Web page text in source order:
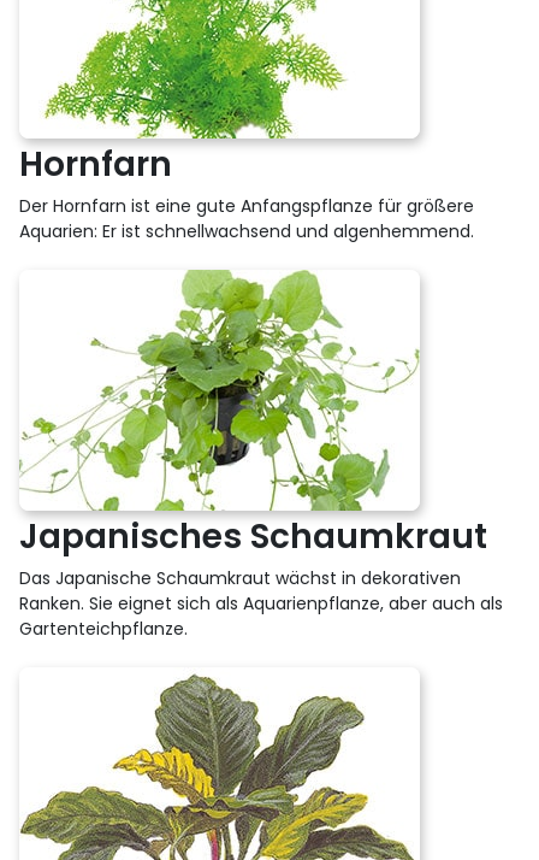
Hornfarn
Der Hornfarn ist eine gute Anfangspflanze für größere
Aquarien: Er ist schnellwachsend und algenhemmend.
Japanisches Schaumkraut
Das Japanische Schaumkraut wächst in dekorativen
Ranken. Sie eignet sich als Aquarienpflanze, aber auch als
Gartenteichpflanze.